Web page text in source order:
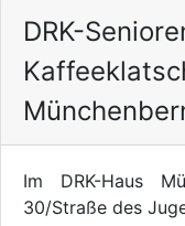
DRK-
Im DRK-Haus
30/Straße des